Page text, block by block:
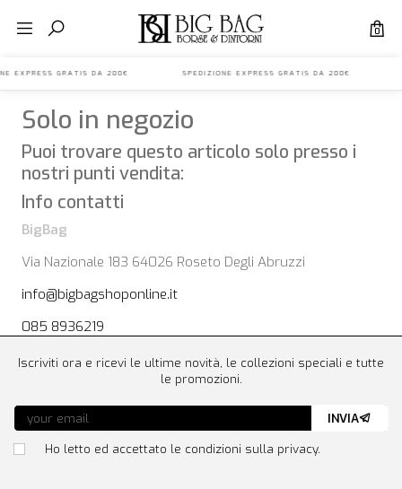
0
EXPRESS GRATIS DA 200€ SPEDIZIONE EXPRESS GRATIS DA
Solo in negozio
Puoi trovare questo articolo solo presso i
nostri punti vendita:
Info contatti
BigBag
Via Nazionale 183 64026 Roseto Degli Abruzzi
info@bigbagshoponline.it
085 8936219
Iscriviti ora e ricevi le ultime novità, le collezioni speciali e tutte
le promozioni.
Ho letto ed accettato le condizioni sulla privacy.
INVIA